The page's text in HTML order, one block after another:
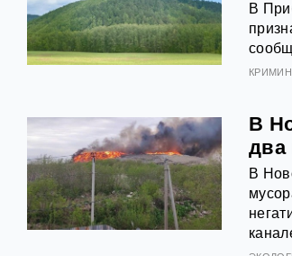
В
В
два
В